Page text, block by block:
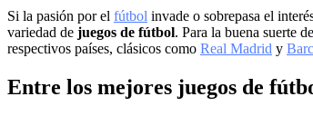
Si la pasión por el fútbol invade o sobrepasa el
variedad de juegos de fútbol. Para la buena suerte
respectivos países, clásicos como Real Madrid y
Entre los mejores juegos de